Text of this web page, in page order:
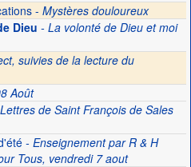
- Mystères douloureux
Dieu - La volonté de Dieu et moi
suivies de la lecture du
Août
de Saint François de Sales
- Enseignement par R & H
Tous, vendredi 7 aout